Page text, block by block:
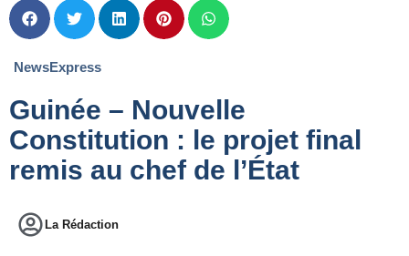
NewsExpress
Guinée – Nouvelle
Constitution : le projet final
remis au chef de l’État
La Rédaction